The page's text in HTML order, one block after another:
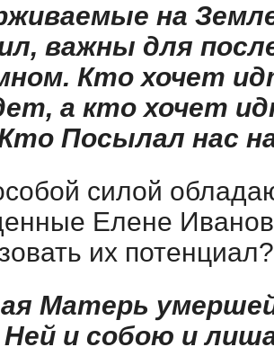
на
важны для
Кто хочет
а кто хочет
Посылал нас
силой
Елене
их потенциал?
Матерь
и собою и